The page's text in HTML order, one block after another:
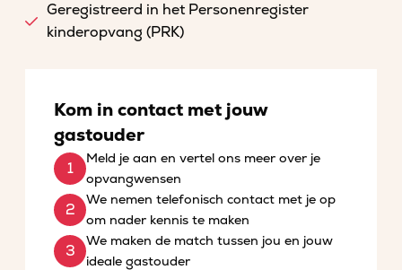
Geregistreerd in het Personenregister
kinderopvang (PRK)
Kom in contact met jouw
gastouder
Meld je aan en vertel ons meer over je
opvangwensen
We nemen telefonisch contact met je op
om nader kennis te maken
We maken de match tussen jou en jouw
ideale gastouder